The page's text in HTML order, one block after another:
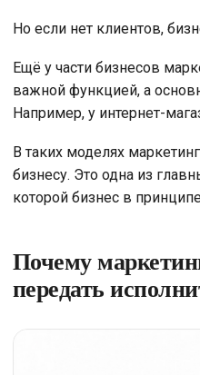
Но если нет клиентов,
Ещё у части бизнесов
важной функцией, а
Например, у интернет-
В таких моделях
бизнесу. Это одна из
которой бизнес в
Почему
передать